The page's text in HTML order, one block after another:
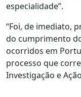
especialidade”.
“Foi, de imediato,
do cumprimento
ocorridos em
processo que
Investigação e